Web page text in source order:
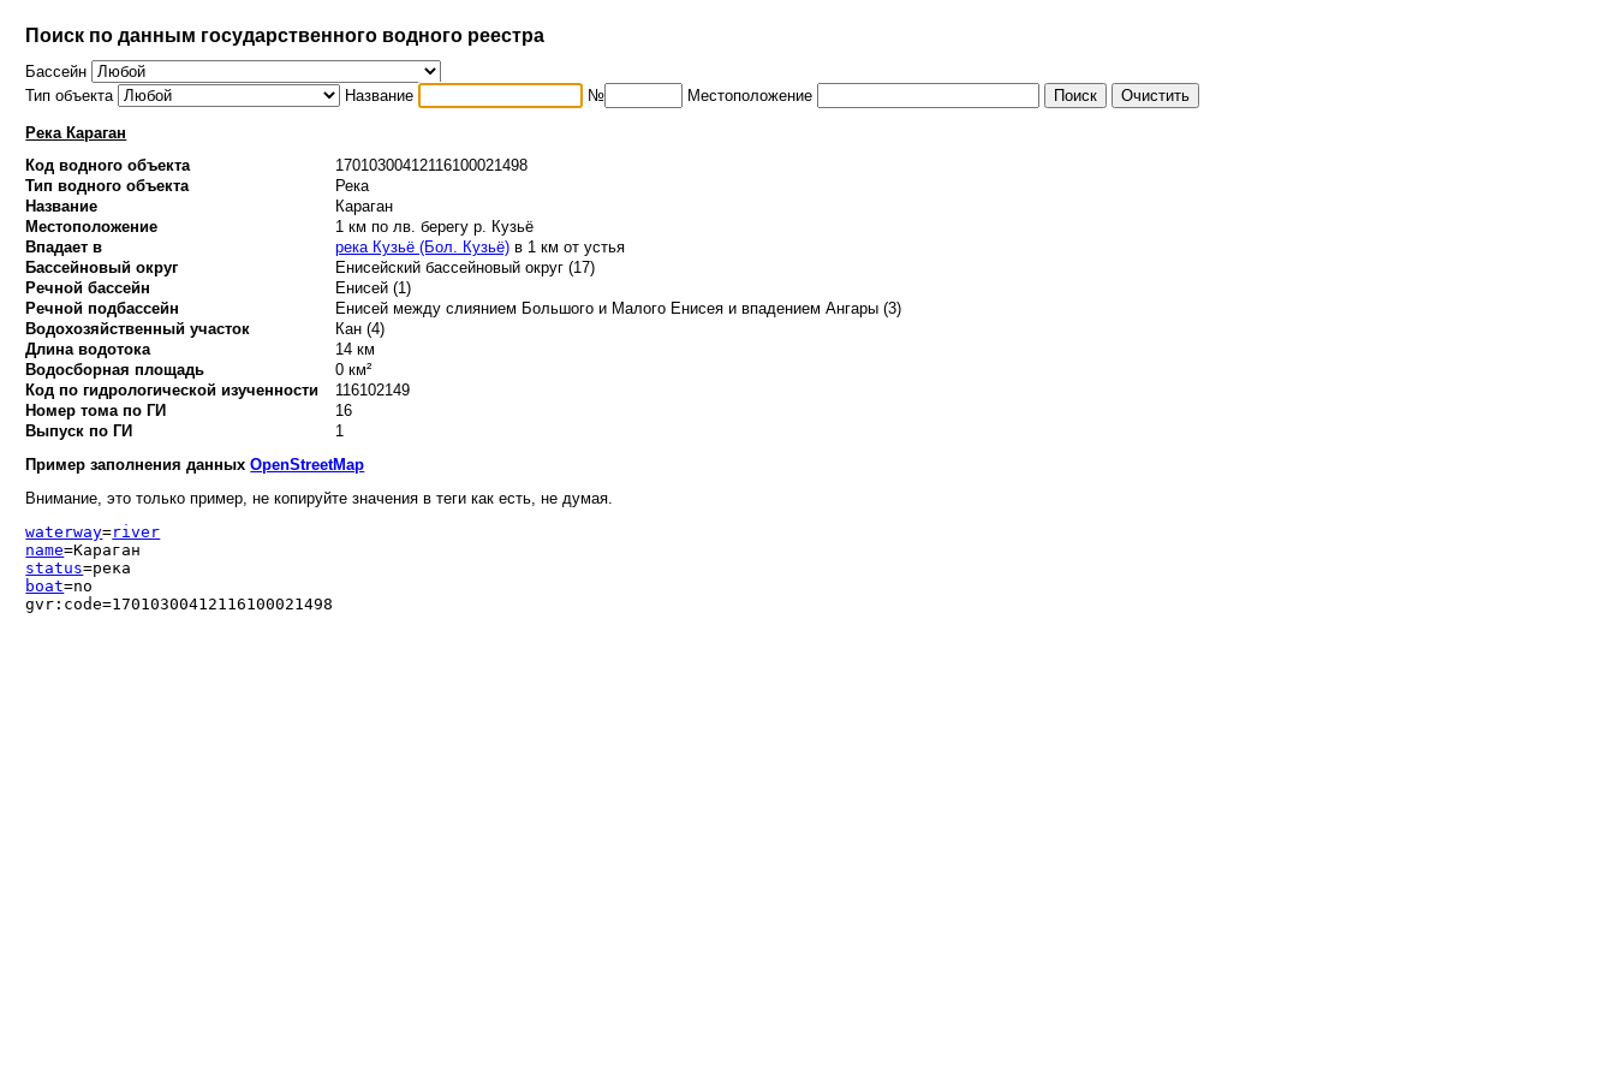
Поиск по данным государственного водного реестра
Бассейн
Тип объекта
Название № Местоположение
Река Караган
Код водного объекта
17010300412116100021498
Тип водного объекта
Река
Название
Караган
Местоположение
1 км по лв. берегу р. Кузьё
Впадает в
река Кузьё (Бол. Кузьё)в 1 км от устья
Бассейновый округ
Енисейский бассейновый округ (17)
Речной бассейн
Енисей (1)
Речной подбассейн
Енисей между слиянием Большого и Малого Енисея и впадением Ангары (3)
Водохозяйственный участок
Кан (4)
Длина водотока
14 км
Водосборная площадь
0 км²
Код по гидрологической изученности
116102149
Номер тома по ГИ
16
Выпуск по ГИ
1
Пример заполнения данныхOpenStreetMap
Внимание, это только пример, не копируйте значения в теги как есть, не думая.
waterway=river
name=Караган
status=река
boat=no
gvr:code=17010300412116100021498